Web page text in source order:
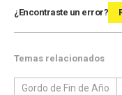
¿Encontraste un error?
Temas relacionados
Gordo de Fin de Año